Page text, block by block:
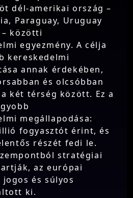
dél-amerikai ország –
Paraguay, Uruguay
közötti
egyezmény. A célja
kereskedelmi
annak érdekében,
és olcsóbban
két térség között. Ez a
megállapodása:
fogyasztót érint, és
részét fedi le.
stratégiai
az európai
és súlyos
ki.